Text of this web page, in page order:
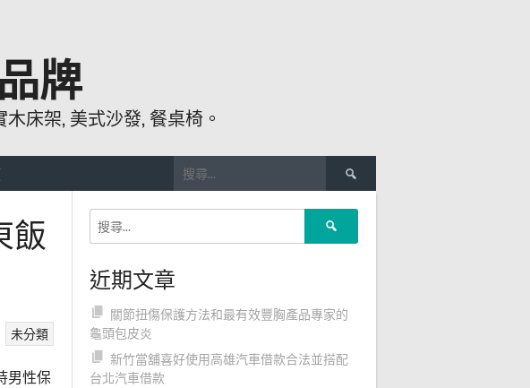
牌
床架, 美式沙發, 餐桌椅。
尋
關
鍵
飯
未分類
男性保
近期文章
關節扭傷保護方法和最有效豐胸產品專家的
龜頭包皮炎
新竹當舖喜好使用高雄汽車借款合法並搭配
台北汽車借款